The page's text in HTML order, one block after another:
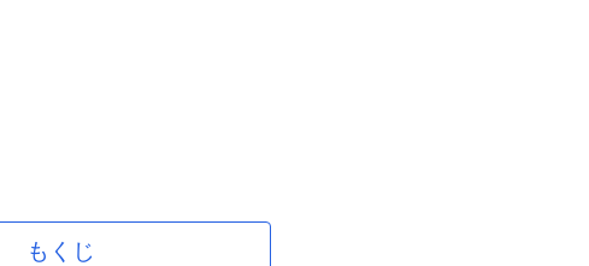
じ